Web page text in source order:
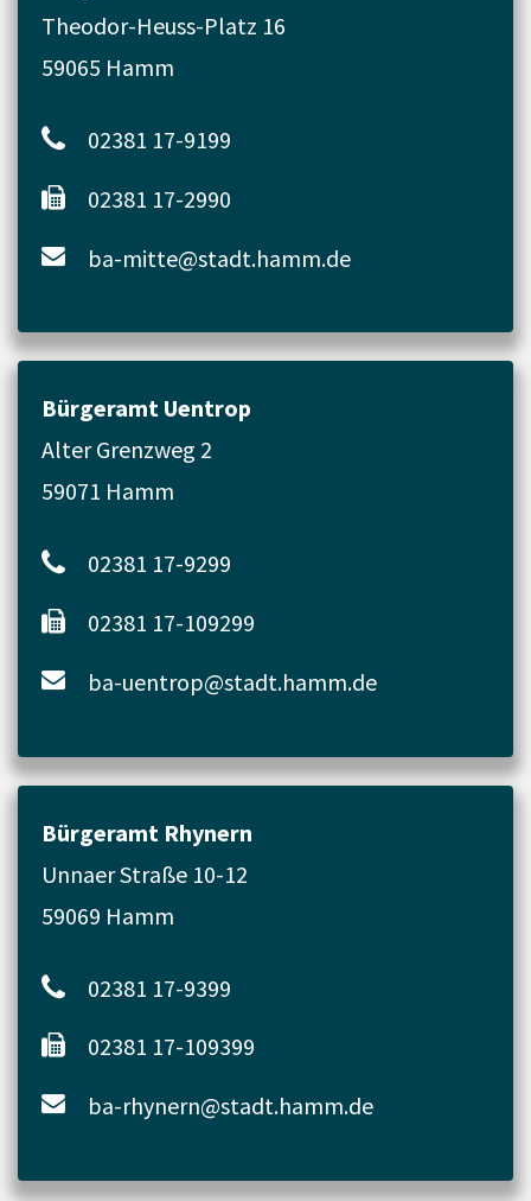
Theodor-Heuss-Platz 16
59065 Hamm
02381 17-9199
02381 17-2990
ba-mitte@stadt.hamm.de
Bürgeramt Uentrop
Alter Grenzweg 2
59071 Hamm
02381 17-9299
02381 17-109299
ba-uentrop@stadt.hamm.de
Bürgeramt Rhynern
Unnaer Straße 10-12
59069 Hamm
02381 17-9399
02381 17-109399
ba-rhynern@stadt.hamm.de